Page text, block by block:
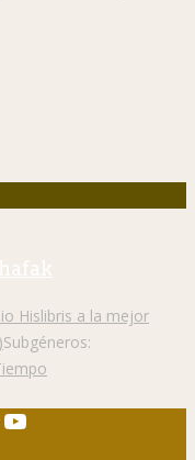
Hislibris a la mejor
Subgéneros:
YouTube